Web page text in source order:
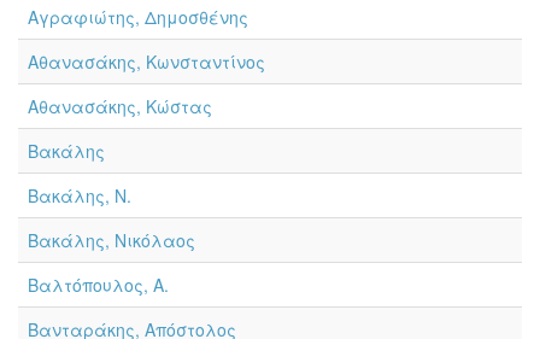
Αγραφιώτης, Δημοσθένης
Αθανασάκης, Κωνσταντίνος
Αθανασάκης, Κώστας
Βακάλης
Βακάλης, Ν.
Βακάλης, Νικόλαος
Βαλτόπουλος, Α.
Βανταράκης, Απόστολος